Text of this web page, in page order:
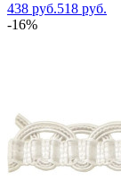
438 руб.518 руб.
-16%